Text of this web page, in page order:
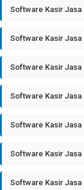
Software Kasir Jasa
Software Kasir Jasa
Software Kasir Jasa
Software Kasir Jasa
Software Kasir Jasa
Software Kasir Jasa
Software Kasir Jasa